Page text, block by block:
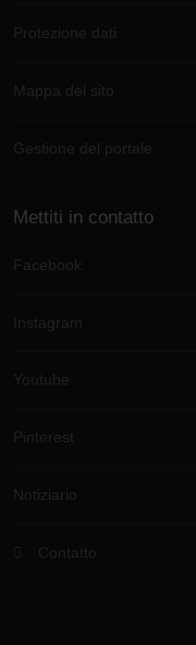
Protezione dati
Mappa del sito
Gestione del portale
Mettiti in contatto
Facebook
Instagram
Youtube
Pinterest
Notiziario
Contatto